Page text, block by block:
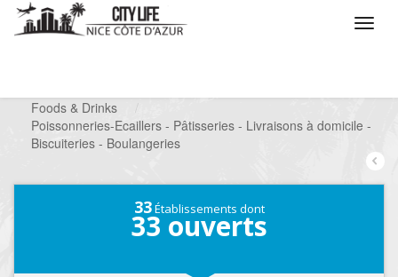
Foods & Drinks
/
Poissonneries-Ecaillers - Pâtisseries - Livraisons à domicile -
Biscuiteries - Boulangeries
33Établissements dont
33 ouverts